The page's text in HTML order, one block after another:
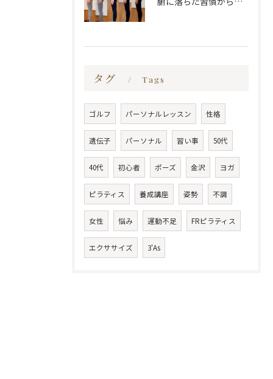
タグ Tags
ゴルフ パーソナルレッスン 性格
遺伝子 パーソナル 習い事 50代
40代 初心者 ポーズ 金沢 ヨガ
ピラティス 養成講座 姿勢 不調
女性 悩み 運動不足 FRピラティス
エクササイズ 3'As